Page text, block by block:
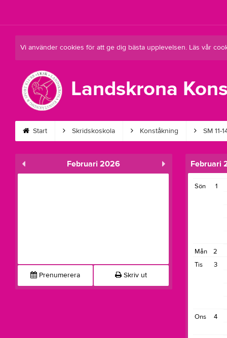
Vi använder cookies för att ge dig bästa upplevelsen. Läs vår
Landskrona
Start Skridskoskola Konståkning SM 11-
Februari 2026
Prenumerera Skriv ut
Februari
1
Sön
2
Mån
3
Tis
4
Ons